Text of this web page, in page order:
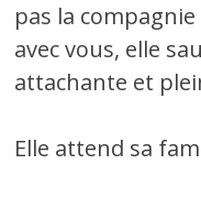
pas la
avec vous, elle
attachante et
Elle attend sa